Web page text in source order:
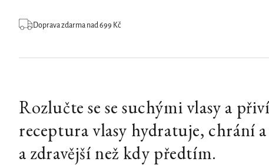
Doprava zdarma nad 699 Kč
Rozlučte se se suchými vlasy a
receptura vlasy hydratuje, chrání
a zdravější než kdy předtím.